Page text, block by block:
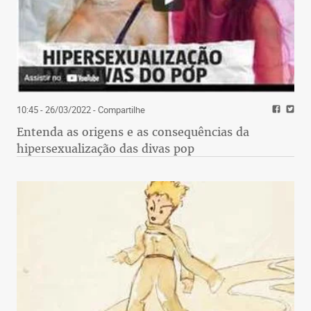
dizer. E é uma página em branco em termos de
economia e a burrice econômica ajuda muito aos
candidatos de extrema direita pelo mundo. Direita
em política é rede social, identidade, costume e
discurso nacionalista. Ironia da história:
poderíamos ser uma França Antártica, a colônia
que franceses e índios da Guanabara tentaram
10:45 - 26/03/2022- Compartilhe
Entenda as origens e as consequências da
hipersexualização das divas pop